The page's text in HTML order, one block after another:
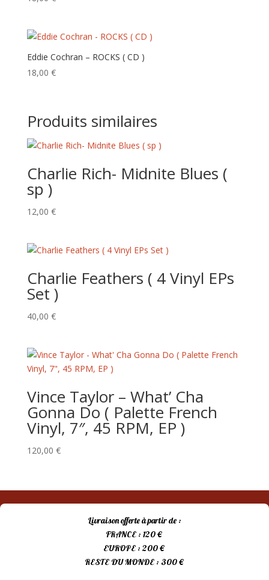
Eddie Cochran – ROCKS ( CD )
18,00 €
Produits similaires
Charlie Rich- Midnite Blues (
sp )
12,00 €
Charlie Feathers ( 4 Vinyl EPs
Set )
40,00 €
Vince Taylor – What’ Cha
Gonna Do ( Palette French
Vinyl, 7″, 45 RPM, EP )
120,00 €
Livraison offerte à partir de :
FRANCE : 120 €
EUROPE : 200 €
RESTE DU MONDE : 300 €